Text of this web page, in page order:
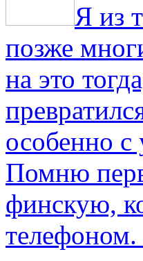
Я из
позже
на это
особенно с
Помню
финскую,
телефоном.